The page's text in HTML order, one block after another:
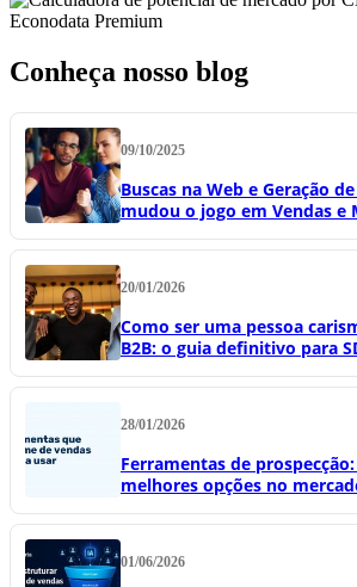
Conheça nosso blog
09/10/2025
Buscas na Web e Geração
mudou o jogo em Vendas e
20/01/2026
Como ser uma pessoa
B2B: o guia definitivo para
28/01/2026
Ferramentas de
melhores opções no
01/06/2026